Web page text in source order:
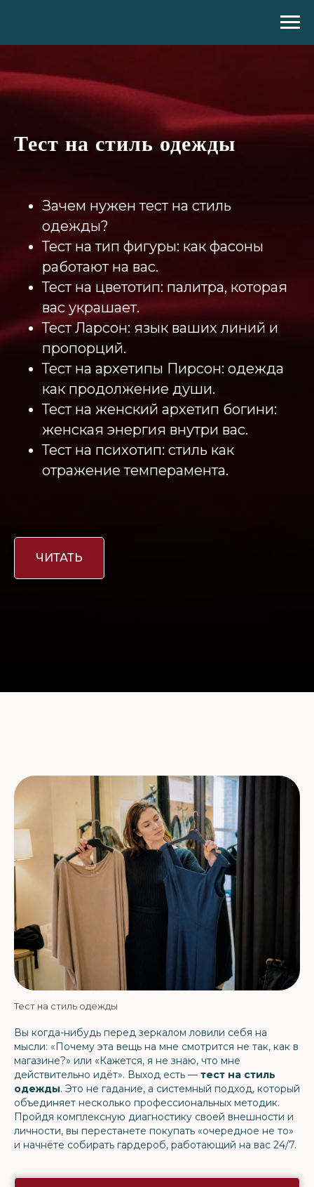
Тест на стиль одежды
Зачем нужен тест на стиль
одежды?
Тест на тип фигуры: как фасоны
работают на вас.
Тест на цветотип: палитра, которая
вас украшает.
Тест Ларсон: язык ваших линий и
пропорций.
Тест на архетипы Пирсон: одежда
как продолжение души.
Тест на женский архетип богини:
женская энергия внутри вас.
Тест на психотип: стиль как
отражение темперамента.
ЧИТАТЬ
Тест на стиль одежды
Вы когда-нибудь перед зеркалом ловили себя на
мысли: «Почему эта вещь на мне смотрится не так, как в
магазине?» или «Кажется, я не знаю, что мне
действительно идёт». Выход есть — тест на стиль
одежды. Это не гадание, а системный подход, который
объединяет несколько профессиональных методик.
Пройдя комплексную диагностику своей внешности и
личности, вы перестанете покупать «очередное не то»
и начнёте собирать гардероб, работающий на вас 24/7.